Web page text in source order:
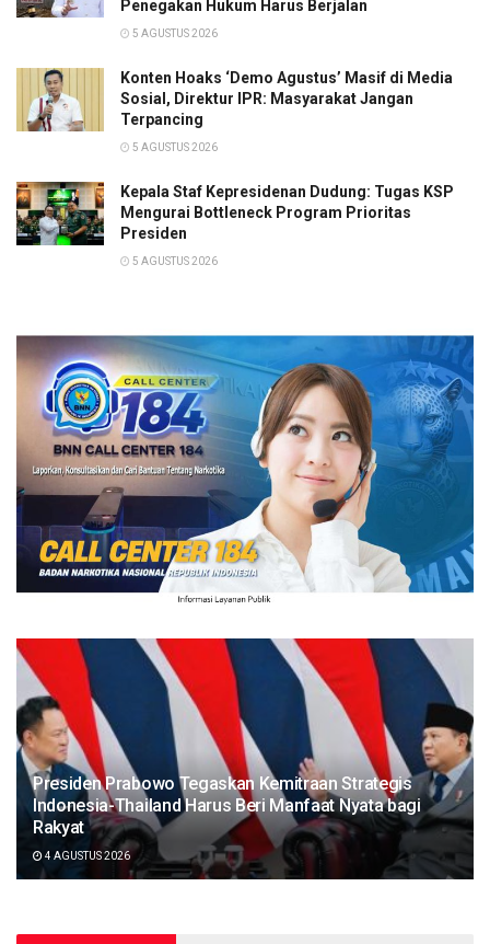
Penegakan Hukum Harus Berjalan
5 AGUSTUS 2026
Konten Hoaks ‘Demo Agustus’ Masif di Media
Sosial, Direktur IPR: Masyarakat Jangan
Terpancing
5 AGUSTUS 2026
Kepala Staf Kepresidenan Dudung: Tugas KSP
Mengurai Bottleneck Program Prioritas
Presiden
5 AGUSTUS 2026
Presiden Prabowo Tegaskan Kemitraan Strategis
Indonesia-Thailand Harus Beri Manfaat Nyata bagi
Rakyat
4 AGUSTUS 2026